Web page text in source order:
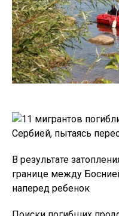
В результате
границе между
наперед ребенок